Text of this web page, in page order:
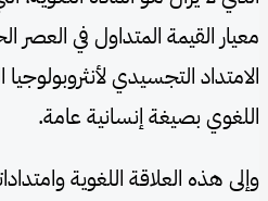
معيار القيمة المتداول في
الامتداد التجسيدي
اللغوي بصيغة إنسانية عامة.
وإلى هذه العلاقة اللغوية